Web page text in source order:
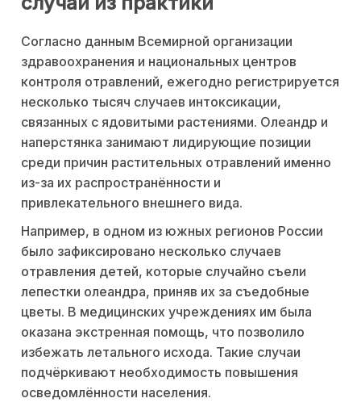
Согласно данным Всемирной организации
здравоохранения и национальных центров
контроля отравлений, ежегодно регистрируется
несколько тысяч случаев интоксикации,
связанных с ядовитыми растениями. Олеандр и
наперстянка занимают лидирующие позиции
среди причин растительных отравлений именно
из-за их распространённости и
привлекательного внешнего вида.
Например, в одном из южных регионов России
было зафиксировано несколько случаев
отравления детей, которые случайно съели
лепестки олеандра, приняв их за съедобные
цветы. В медицинских учреждениях им была
оказана экстренная помощь, что позволило
избежать летального исхода. Такие случаи
подчёркивают необходимость повышения
осведомлённости населения.